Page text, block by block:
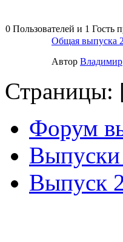
0 Пользователей и 1 Гость
Общая выпуска
Автор Влaдимир
Страницы:
Форум
Выпуски
Выпуск